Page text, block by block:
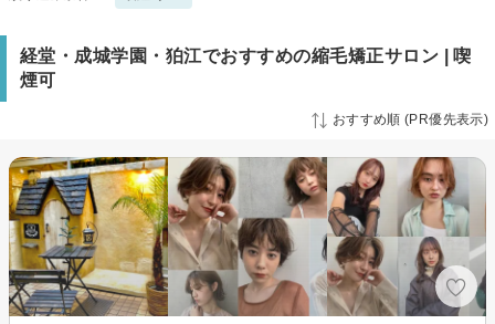
経堂・成城学園・狛江でおすすめの縮毛矯正サロン | 喫
煙可
おすすめ順 (PR優先表示)